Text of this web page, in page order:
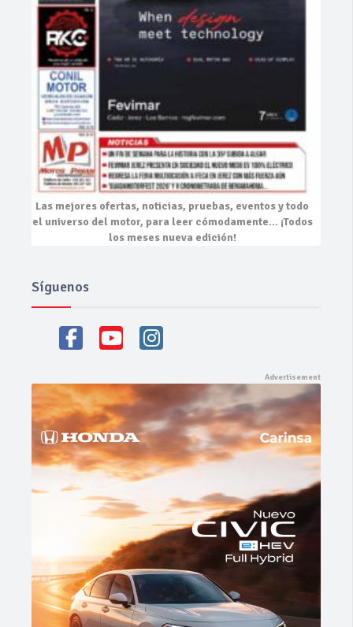
Las mejores ofertas, noticias, pruebas, eventosy todo
el universo del motor, para leer cómodamente… ¡Todos
los meses nueva edición!
Síguenos